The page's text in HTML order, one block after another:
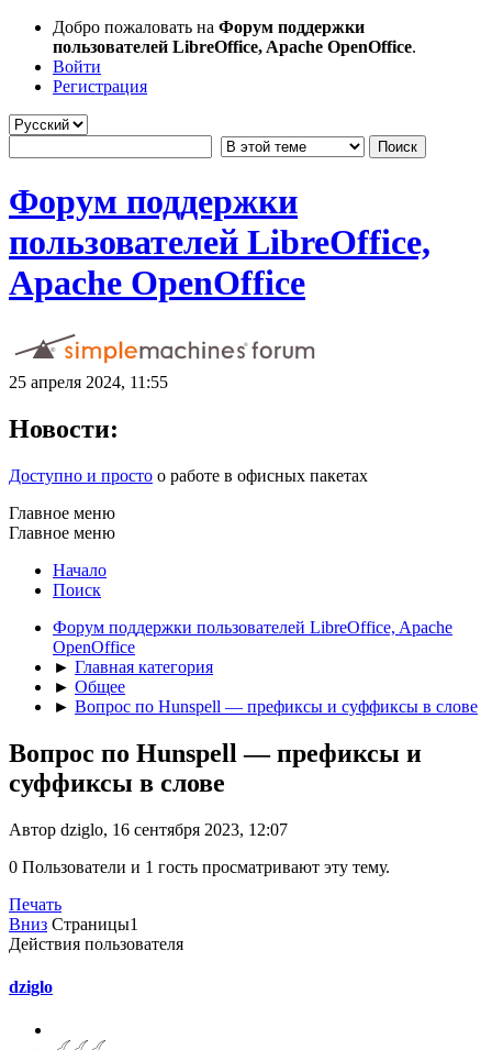
Добро пожаловать на Форум поддержки
пользователей LibreOffice, Apache OpenOffice.
Войти
Регистрация
Форум поддержки
пользователей LibreOffice,
Apache OpenOffice
25 апреля 2024, 11:55
Новости:
Доступно и просто о работе в офисных пакетах
Главное меню
Главное меню
Начало
Поиск
Форум поддержки пользователей LibreOffice, Apache
OpenOffice
► Главная категория
► Общее
► Вопрос по Hunspell — префиксы и суффиксы в слове
Вопрос по Hunspell — префиксы и
суффиксы в слове
Автор dziglo, 16 сентября 2023, 12:07
0 Пользователи и 1 гость просматривают эту тему.
Печать
Вниз Страницы1
Действия пользователя
dziglo